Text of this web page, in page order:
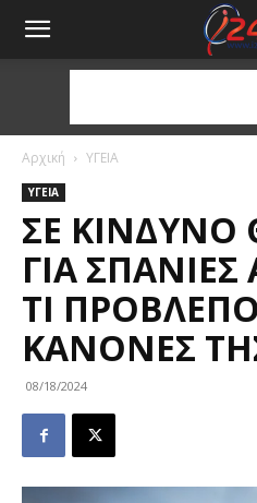
Αρχική ΥΓΕΙΑ
ΥΓΕΙΑ
ΣΕ ΚΊΝΔΥΝΟ
ΓΙΑ ΣΠΆΝΙΕΣ
ΤΙ
ΚΑΝΌΝΕΣ
08/18/2024